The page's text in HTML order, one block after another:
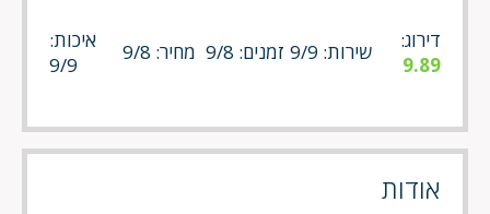
דירוג:
9.89
שירות: 9/9 זמנים: 9/8 מחיר: 9/8
איכות:
9/9
אודות